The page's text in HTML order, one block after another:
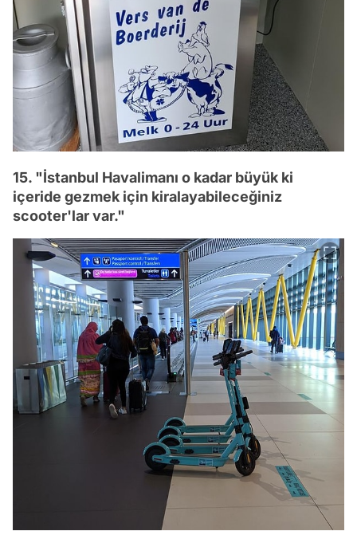
15. "İstanbul Havalimanı o kadar büyük ki
içeride gezmek için kiralayabileceğiniz
scooter'lar var."